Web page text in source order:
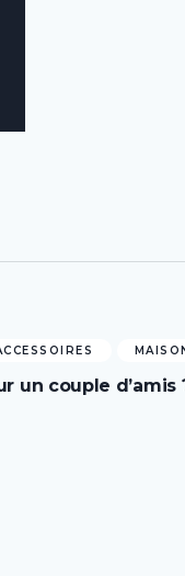
un couple d’amis